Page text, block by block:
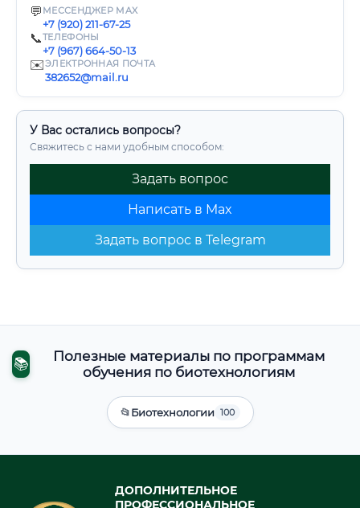
💬 МЕССЕНДЖЕР MAX
+7 (920) 211-67-25
📞ТЕЛЕФОНЫ
+7 (967) 664-50-13
✉️ЭЛЕКТРОННАЯ ПОЧТА
382652@mail.ru
У Вас остались вопросы?
Свяжитесь с нами удобным способом:
Задать вопрос
Написать в Max
Задать вопрос в Telegram
📚
Полезные материалы по программам
обучения по биотехнологиям
📂Биотехнологии 100
ДОПОЛНИТЕЛЬНОЕ
ПРОФЕССИОНАЛЬНОЕ